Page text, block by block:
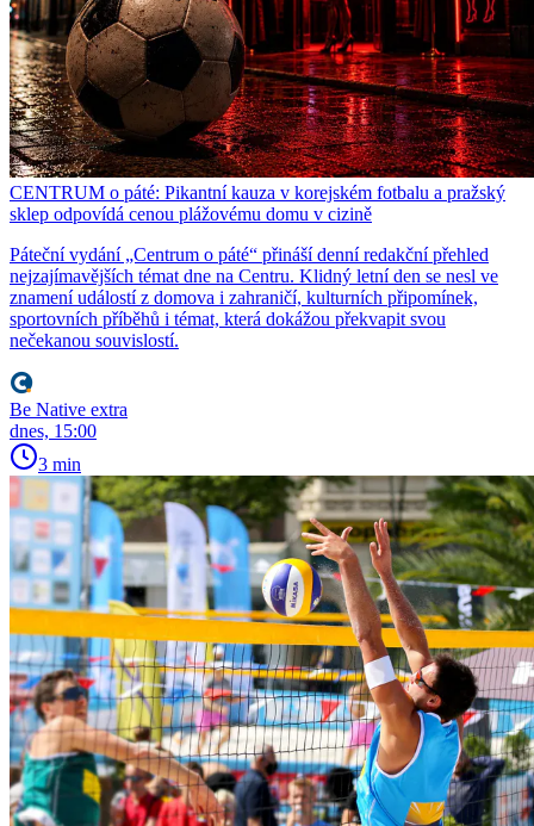
CENTRUM o páté: Pikantní kauza v korejském fotbalu a pražský
sklep odpovídá cenou plážovému domu v cizině
Páteční vydání „Centrum o páté“ přináší denní redakční přehled
nejzajímavějších témat dne na Centru. Klidný letní den se nesl ve
znamení událostí z domova i zahraničí, kulturních připomínek,
sportovních příběhů i témat, která dokážou překvapit svou
nečekanou souvislostí.
Be Native extra
dnes, 15:00
3 min